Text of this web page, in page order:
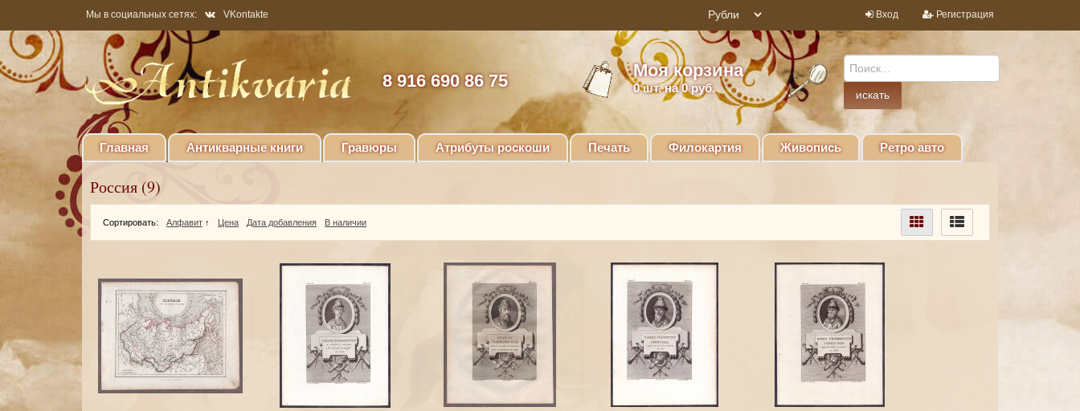
Мы в социальных сетях: VKontakte Вход Регистрация
8 916 690 86 75
Моя корзина
0шт. на 0 руб.
Главная Антикварные книги Гравюры Атрибуты роскоши Печать Филокартия Живопись Ретро авто
Россия (9)
Сортировать: Алфавит ↑ Цена Дата добавления В наличии